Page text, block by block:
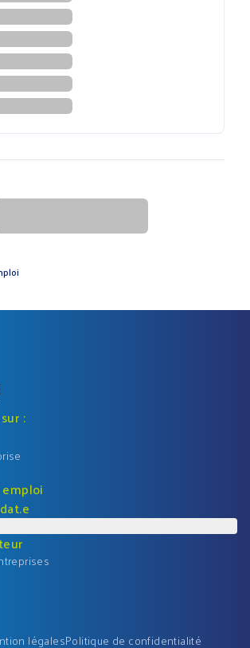
:
légalesPolitique de confidentialité